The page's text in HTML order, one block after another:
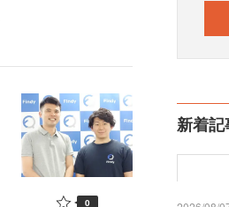
0
新着記